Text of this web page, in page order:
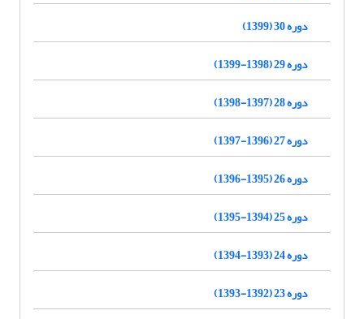
دوره 30 (1399)
دوره 29 (1398-1399)
دوره 28 (1397-1398)
دوره 27 (1396-1397)
دوره 26 (1395-1396)
دوره 25 (1394-1395)
دوره 24 (1393-1394)
دوره 23 (1392-1393)